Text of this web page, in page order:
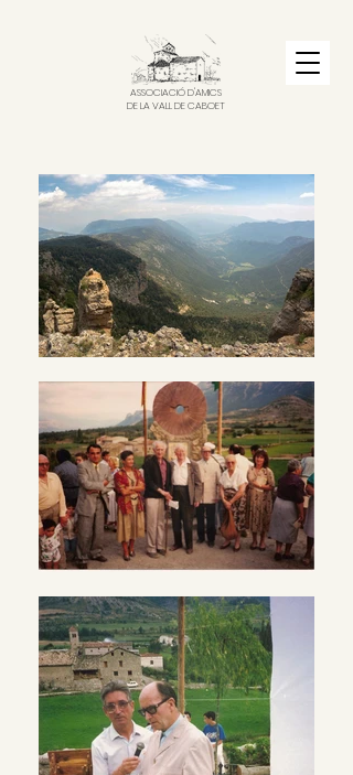
ASSOCIACIÓ D'AMICS
DE LA VALL DE CABOET